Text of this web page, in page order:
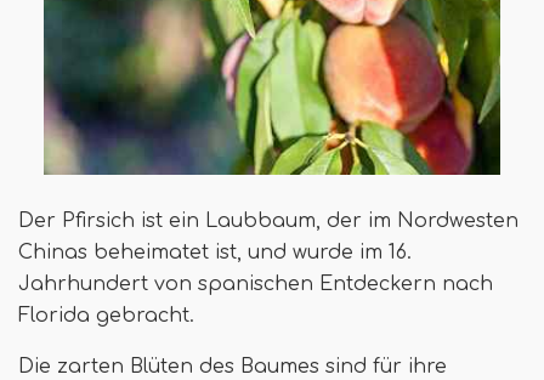
Der Pfirsich ist ein Laubbaum, der im Nordwesten
Chinas beheimatet ist, und wurde im 16.
Jahrhundert von spanischen Entdeckern nach
Florida gebracht.
Die zarten Blüten des Baumes sind für ihre